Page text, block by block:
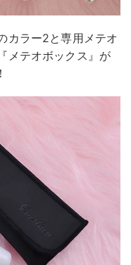
カラー2と専用メテオ
メテオボックス』が